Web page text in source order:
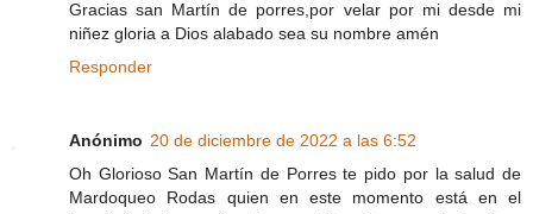
Gracias san Martín de porres,por velar por mi desde mi
niñez gloria a Dios alabado sea su nombre amén
Responder
Anónimo 20 de diciembre de 2022 a las 6:52
Oh Glorioso San Martín de Porres te pido por la salud de
Mardoqueo Rodas quien en este momento está en el